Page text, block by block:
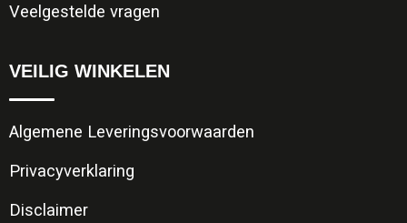
Veelgestelde vragen
VEILIG WINKELEN
Algemene Leveringsvoorwaarden
Privacyverklaring
Disclaimer